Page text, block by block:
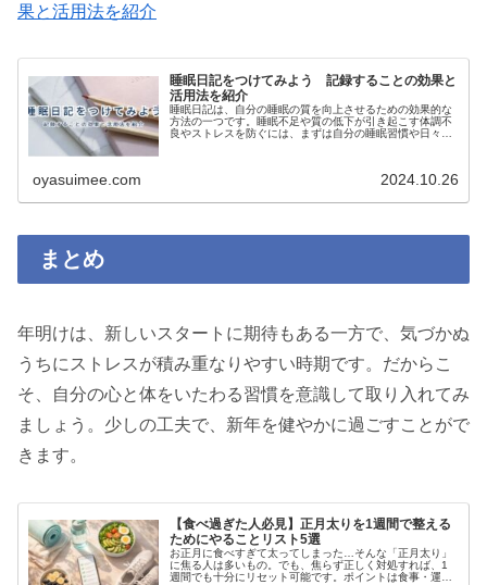
果と活用法を紹介
睡眠日記をつけてみよう 記録することの効果と
活用法を紹介
睡眠日記は、自分の睡眠の質を向上させるための効果的な
方法の一つです。睡眠不足や質の低下が引き起こす体調不
良やストレスを防ぐには、まずは自分の睡眠習慣や日々の
oyasuimee.com 2024.10.26
まとめ
年明けは、新しいスタートに期待もある一方で、気づかぬ
うちにストレスが積み重なりやすい時期です。だからこ
そ、自分の心と体をいたわる習慣を意識して取り入れてみ
ましょう。少しの工夫で、新年を健やかに過ごすことがで
きます。
【食べ過ぎた人必見】正月太りを1週間で整える
ためにやることリスト5選
お正月に食べすぎて太ってしまった…そんな「正月太り」
に焦る人は多いもの。でも、焦らず正しく対処すれば、1
週間でも十分にリセット可能です。ポイントは食事・運